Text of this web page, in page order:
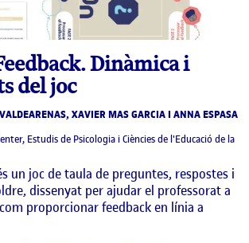
Dinàmica i
del joc
XAVIER MAS GARCIA I ANNA ESPASA
Estudis de Psicologia i Ciències de l'Educació de la
un joc de taula de preguntes, respostes i
dissenyat per ajudar el professorat a
proporcionar feedback en línia a